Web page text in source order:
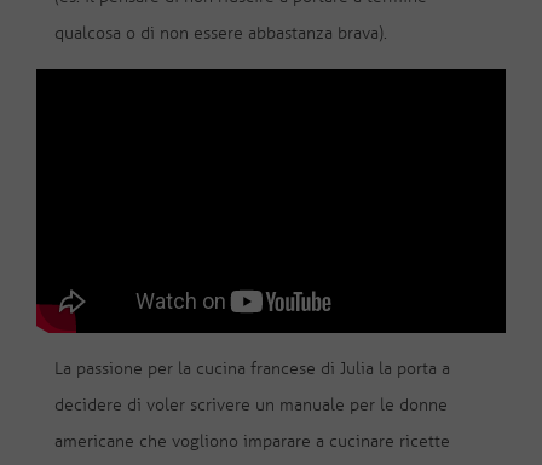
qualcosa o di non essere abbastanza brava).
La passione per la cucina francese di Julia la porta a
decidere di voler scrivere un manuale per le donne
americane che vogliono imparare a cucinare ricette